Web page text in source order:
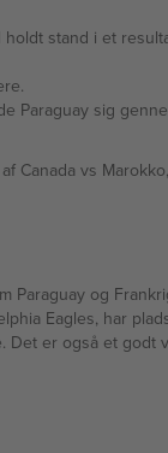
Canada vs
Paraguay og
Eagles, har
er også et godt